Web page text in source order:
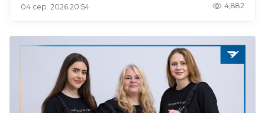
04 сер. 2026 20:54 4,882